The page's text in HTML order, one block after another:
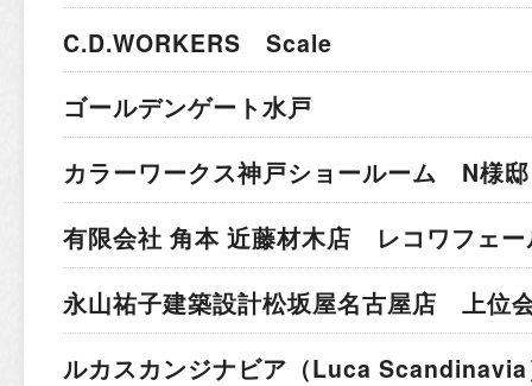
C.D.WORKERS Scale
ゴールデンゲート水戸
カラーワークス神戸ショールーム N様邸
有限会社 角本 近藤材木店 レコワフェー
永山祐子建築設計松坂屋名古屋店 上位
ルカスカンジナビア （Luca